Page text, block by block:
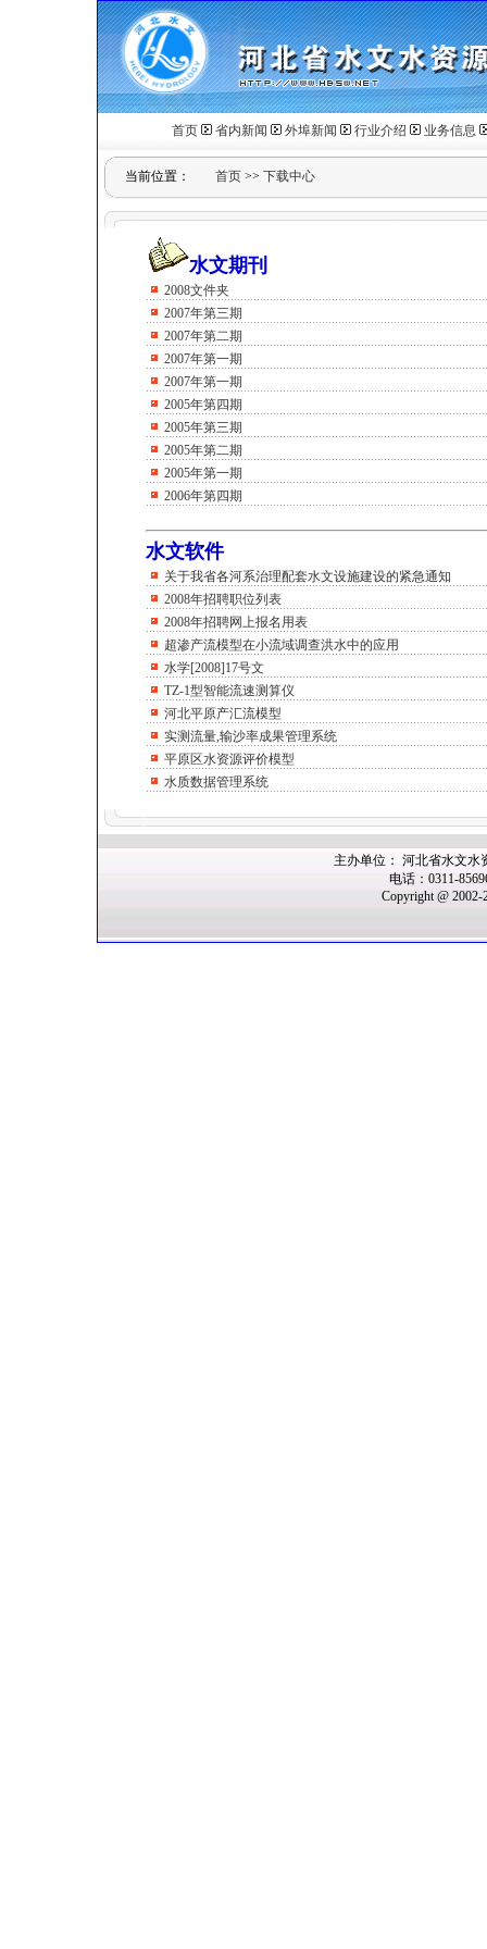
首页 省内新闻 外埠新闻 行业介绍 业务信息
当前位置： 首页 >> 下载中心
水文期刊
2008文件夹
2007年第三期
2007年第二期
2007年第一期
2007年第一期
2005年第四期
2005年第三期
2005年第二期
2005年第一期
2006年第四期
水文软件
关于我省各河系治理配套水文设施建设的紧急通知
2008年招聘职位列表
2008年招聘网上报名用表
超渗产流模型在小流域调查洪水中的应用
水学[2008]17号文
TZ-1型智能流速测算仪
河北平原产汇流模型
实测流量,输沙率成果管理系统
平原区水资源评价模型
水质数据管理系统
主办单位： 河北省水文水
电话：0311-
Copyright @ 2002-